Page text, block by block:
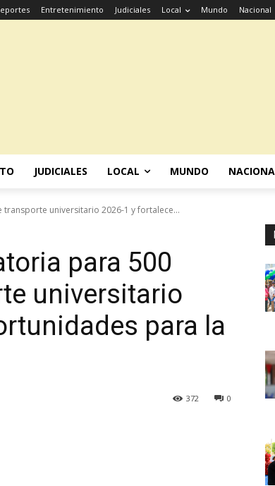
Entretenimiento Judiciales Local Mundo Nacional
JUDICIALES LOCAL MUNDO
universitario 2026-1 y fortalece...
para 500
universitario
para la
0
372